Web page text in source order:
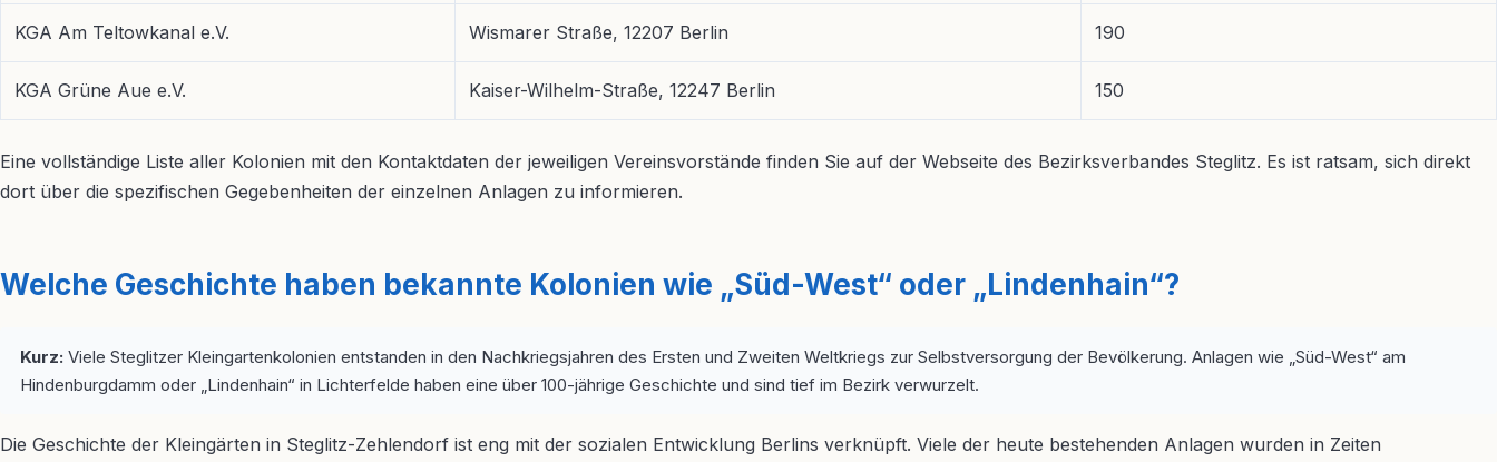
KGA Am Teltowkanal e.V. Wismarer Straße, 12207 Berlin 190
KGA Grüne Aue e.V. Kaiser-Wilhelm-Straße, 12247 Berlin 150
Eine vollständige Liste aller Kolonien mit den Kontaktdaten der jeweiligen Vereinsvorstände finden Sie auf der Webseite des Bezirksverbandes Steglitz. Es ist ratsam, sich direkt
dort über die spezifischen Gegebenheiten der einzelnen Anlagen zu informieren.
Welche Geschichte haben bekannte Kolonien wie „Süd-West“ oder „Lindenhain“?
Kurz: Viele Steglitzer Kleingartenkolonien entstanden in den Nachkriegsjahren des Ersten und Zweiten Weltkriegs zur Selbstversorgung der Bevölkerung. Anlagen wie „Süd-West“ am
Hindenburgdamm oder „Lindenhain“ in Lichterfelde haben eine über 100-jährige Geschichte und sind tief im Bezirk verwurzelt.
Die Geschichte der Kleingärten in Steglitz-Zehlendorf ist eng mit der sozialen Entwicklung Berlins verknüpft. Viele der heute bestehenden Anlagen wurden in Zeiten